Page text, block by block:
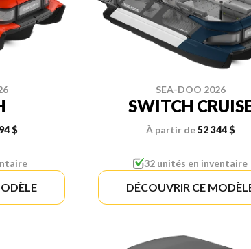
$
SEA-DOO 2026
SWITCH
À partir de52 344 $
32 unités en inventaire
DÉCOUVRIR CE